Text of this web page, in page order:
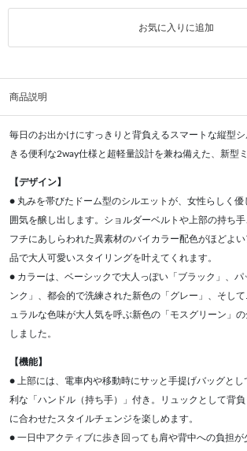
お気に入りに追加
商品説明
毎日のお出かけにすっきりと背負えるスマートな縦型
きる便利な2way仕様と超軽量設計を兼ね備えた、新型
【デザイン】
● 丸みを帯びたドーム型のシルエットが、女性らしく
囲気を醸し出します。ショルダーベルトや上部の持ち
フチにあしらわれた異素材のバイカラー配色がほどよ
品で大人可愛いスタイリングを叶えてくれます。
● カラーは、ベーシックで大人っぽい「ブラック」、
ンク」、都会的で洗練された新色の「グレー」、そし
ュラルな色味が大人気を呼ぶ新色の「モスグリーン」
しました。
【機能】
● 上部には、電車内や移動時にサッと手提げバッグとし
利な「ハンドル（持ち手）」付き。リュックとして背
に合わせたスタイルチェンジを楽しめます。
● 一日中アクティブに歩き回っても肩や背中への負担